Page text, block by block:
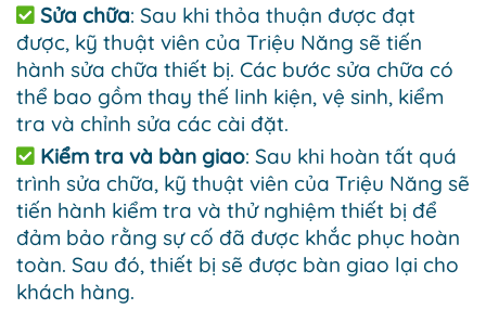
Sửa chữa: Sau khi thỏa thuận được đạt
được, kỹ thuật viên của Triệu Năng sẽ tiến
hành sửa chữa thiết bị. Các bước sửa chữa có
thể bao gồm thay thế linh kiện, vệ sinh, kiểm
tra và chỉnh sửa các cài đặt.
Kiểm tra và bàn giao: Sau khi hoàn tất quá
trình sửa chữa, kỹ thuật viên của Triệu Năng sẽ
tiến hành kiểm tra và thử nghiệm thiết bị để
đảm bảo rằng sự cố đã được khắc phục hoàn
toàn. Sau đó, thiết bị sẽ được bàn giao lại cho
khách hàng.